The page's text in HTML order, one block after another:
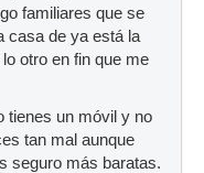
familiares que se
casa de ya está la
otro en fin que me
tienes un móvil y no
tan mal aunque
seguro más baratas.